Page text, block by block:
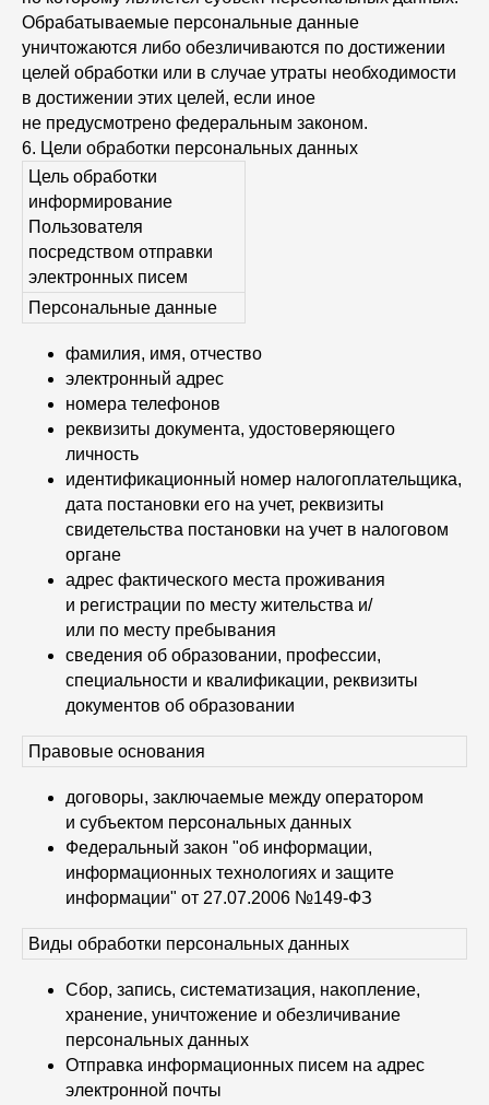
Обрабатываемые персональные данные
уничтожаются либо обезличиваются по достижении
целей обработки или в случае утраты необходимости
в достижении этих целей, если иное
не предусмотрено федеральным законом.
6. Цели обработки персональных данных
Цель обработки
информирование
Пользователя
посредством отправки
электронных писем
Персональные данные
фамилия, имя, отчество
электронный адрес
номера телефонов
реквизиты документа, удостоверяющего
личность
идентификационный номер налогоплательщика,
дата постановки его на учет, реквизиты
свидетельства постановки на учет в налоговом
органе
адрес фактического места проживания
и регистрации по месту жительства и/
или по месту пребывания
сведения об образовании, профессии,
специальности и квалификации, реквизиты
документов об образовании
Правовые основания
договоры, заключаемые между оператором
и субъектом персональных данных
Федеральный закон "об информации,
информационных технологиях и защите
информации" от 27.07.2006 №149-ФЗ
Виды обработки персональных данных
Сбор, запись, систематизация, накопление,
хранение, уничтожение и обезличивание
персональных данных
Отправка информационных писем на адрес
электронной почты